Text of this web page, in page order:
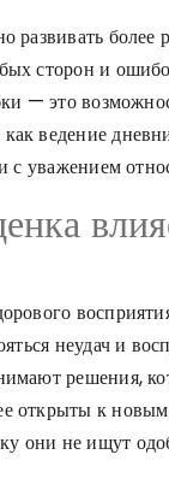
более
сторон и
— это
ведение
с уважением
неудач и
решения,
открыты к
они не ищут